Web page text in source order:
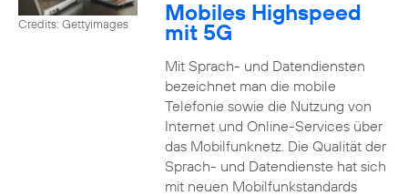
Credits: Gettyimages Mobiles Highspeed
mit 5G
Mit Sprach- und Datendiensten
bezeichnet man die mobile
Telefonie sowie die Nutzung von
Internet und Online-Services über
das Mobilfunknetz. Die Qualität der
Sprach- und Datendienste hat sich
mit neuen Mobilfunkstandards